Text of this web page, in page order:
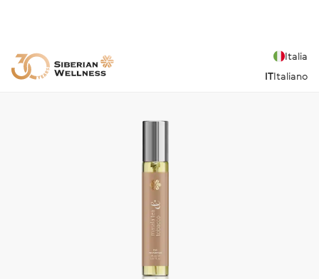
Italia
ITItaliano